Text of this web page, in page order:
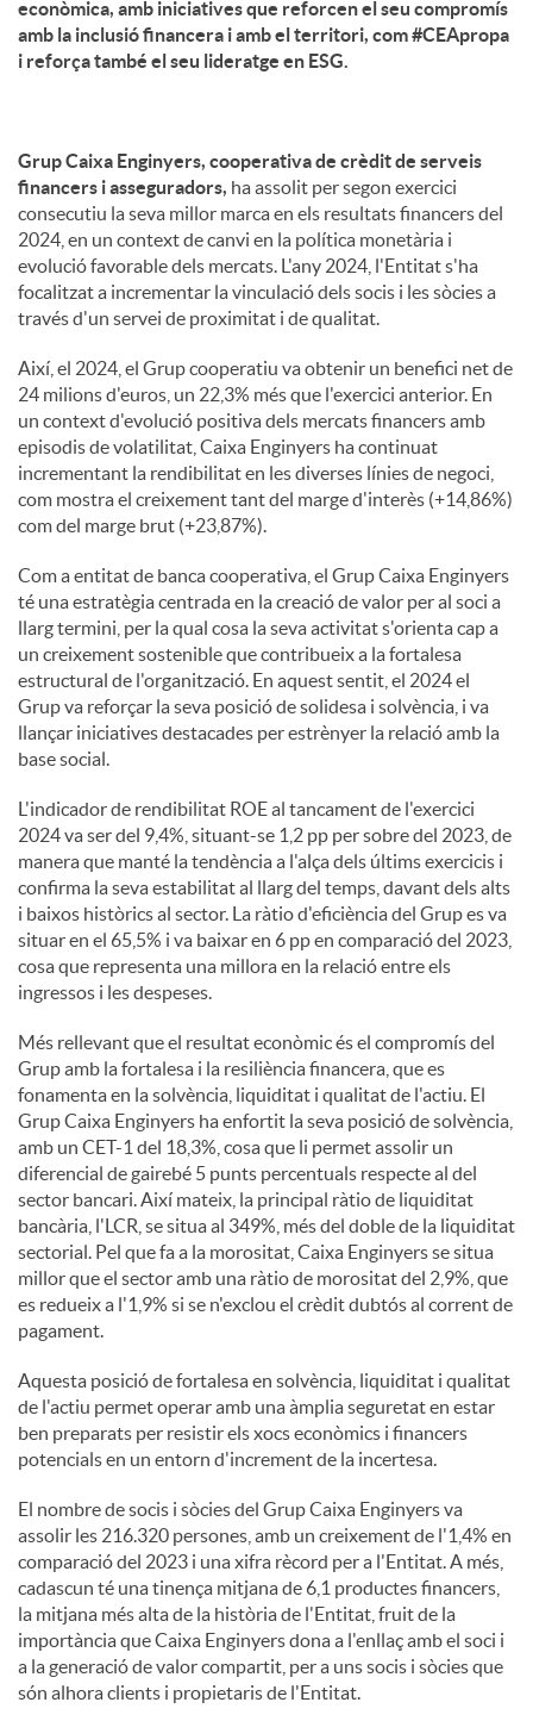
econòmica, amb iniciatives que reforcen el seu compromís
amb la inclusió financera i amb el territori, com #CEApropa
i reforça també el seu lideratge en ESG.
Grup Caixa Enginyers, cooperativa de crèdit de serveis
financers i asseguradors, ha assolit per segon exercici
consecutiu la seva millor marca en els resultats financers del
2024, en un context de canvi en la política monetària i
evolució favorable dels mercats. L'any 2024, l'Entitat s'ha
focalitzat a incrementar la vinculació dels socis i les sòcies a
través d'un servei de proximitat i de qualitat.
Així, el 2024, el Grup cooperatiu va obtenir un benefici net de
24 milions d'euros, un 22,3% més que l'exercici anterior. En
un context d'evolució positiva dels mercats financers amb
episodis de volatilitat, Caixa Enginyers ha continuat
incrementant la rendibilitat en les diverses línies de negoci,
com mostra el creixement tant del marge d'interès (+14,86%)
com del marge brut (+23,87%).
Com a entitat de banca cooperativa, el Grup Caixa Enginyers
té una estratègia centrada en la creació de valor per al soci a
llarg termini, per la qual cosa la seva activitat s'orienta cap a
un creixement sostenible que contribueix a la fortalesa
estructural de l'organització. En aquest sentit, el 2024 el
Grup va reforçar la seva posició de solidesa i solvència, i va
llançar iniciatives destacades per estrènyer la relació amb la
base social.
L'indicador de rendibilitat ROE al tancament de l'exercici
2024 va ser del 9,4%, situant-se 1,2 pp per sobre del 2023, de
manera que manté la tendència a l'alça dels últims exercicis i
confirma la seva estabilitat al llarg del temps, davant dels alts
i baixos històrics al sector. La ràtio d'eficiència del Grup es va
situar en el 65,5% i va baixar en 6 pp en comparació del 2023,
cosa que representa una millora en la relació entre els
ingressos i les despeses.
Més rellevant que el resultat econòmic és el compromís del
Grup amb la fortalesa i la resiliència financera, que es
fonamenta en la solvència, liquiditat i qualitat de l'actiu. El
Grup Caixa Enginyers ha enfortit la seva posició de solvència,
amb un CET-1 del 18,3%, cosa que li permet assolir un
diferencial de gairebé 5 punts percentuals respecte al del
sector bancari. Així mateix, la principal ràtio de liquiditat
bancària, l'LCR, se situa al 349%, més del doble de la liquiditat
sectorial. Pel que fa a la morositat, Caixa Enginyers se situa
millor que el sector amb una ràtio de morositat del 2,9%, que
es redueix a l'1,9% si se n'exclou el crèdit dubtós al corrent de
pagament.
Aquesta posició de fortalesa en solvència, liquiditat i qualitat
de l'actiu permet operar amb una àmplia seguretat en estar
ben preparats per resistir els xocs econòmics i financers
potencials en un entorn d'increment de la incertesa.
El nombre de socis i sòcies del Grup Caixa Enginyers va
assolir les 216.320 persones, amb un creixement de l'1,4% en
comparació del 2023 i una xifra rècord per a l'Entitat. A més,
cadascun té una tinença mitjana de 6,1 productes financers,
la mitjana més alta de la història de l'Entitat, fruit de la
importància que Caixa Enginyers dona a l'enllaç amb el soci i
a la generació de valor compartit, per a uns socis i sòcies que
són alhora clients i propietaris de l'Entitat.